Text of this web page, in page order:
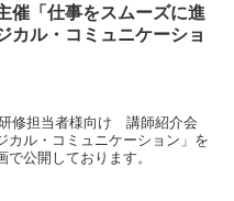
催「仕事をスムーズに進
カル・コミュニケーショ
修担当者様向け 講師紹介会
カル・コミュニケーション」を
公開しております。